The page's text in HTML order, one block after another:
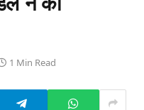
1 Min Read